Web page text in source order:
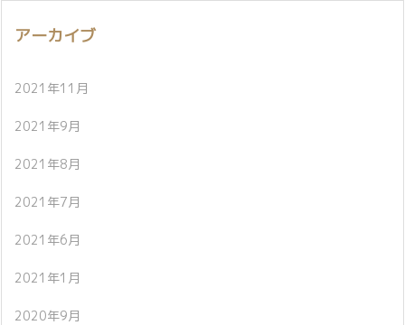
アーカイブ
2021年11月
2021年9月
2021年8月
2021年7月
2021年6月
2021年1月
2020年9月